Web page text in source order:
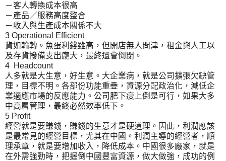
－客人轉換成本很高
－產品／服務高度整合
－收入與生產成本關係不大
3 Operational Efficient
貨如輪轉。魚蛋利錢雖高，但開店無人問津，租金與人工以
及存貨撥備支出龐大，最終還會倒閉。
4 Headcount
人多就是大生意，好生意。大企業病，就是公司擴張欠缺管
理，目標不明。各部份功能重疊，資源分配政治化，減低企
業適應市場的反應能力。公司肥下瘦上倒是可行，如果大多
中高層管理，最終必然效率低下。
5 Profit
經營就是要賺錢，賺錢的生意才是硬道理。因此，利潤應該
是最常見的經營目標，尤其在中國。利潤主導的經營者，順
理承章，就是要增加收入，降低成本。中國很多廠家，就是
在外需強勁時，把握倒中國豐富資源，做大做強，成功的例